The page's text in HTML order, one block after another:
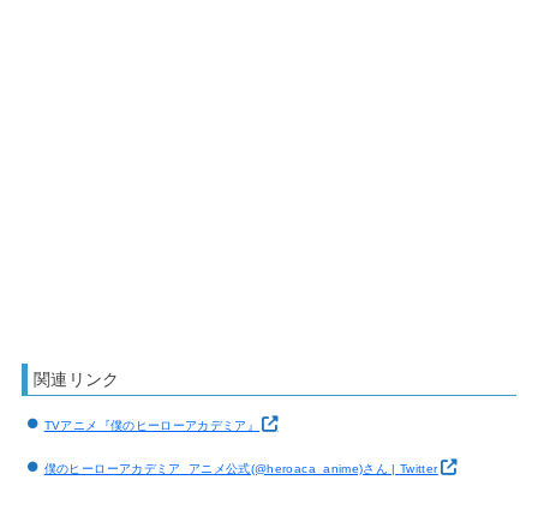
関連リンク
TVアニメ『僕のヒーローアカデミア』
僕のヒーローアカデミア_アニメ公式(@heroaca_anime)さん | Twitter